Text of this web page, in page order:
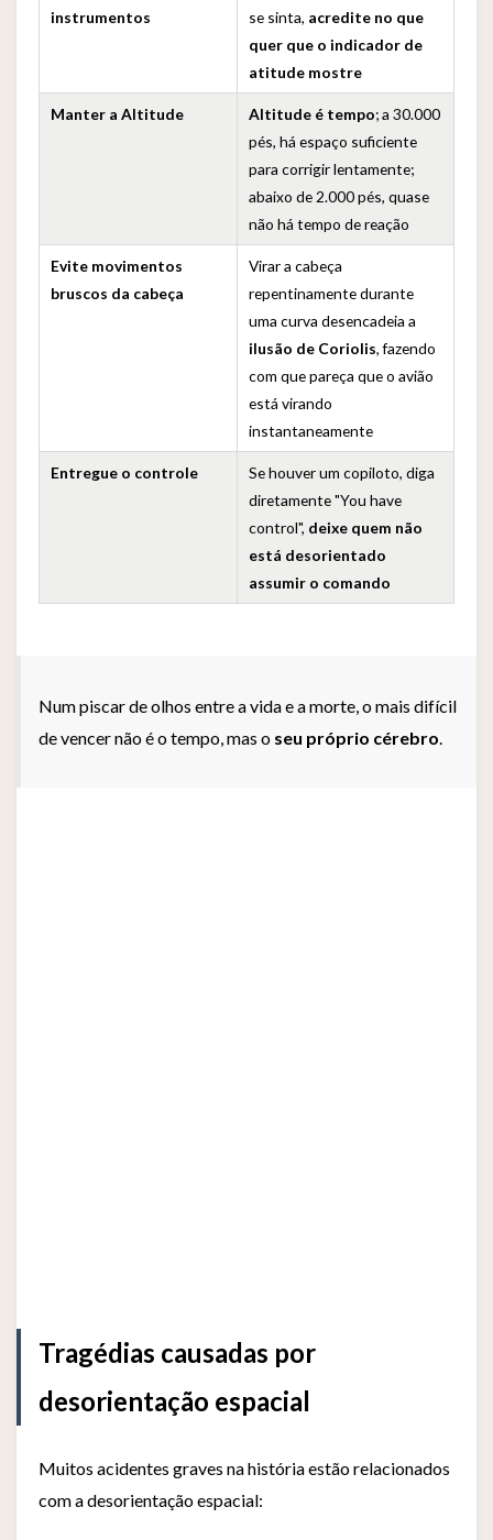
instrumentos se sinta, acredite no que
quer que o indicador de
atitude mostre
Manter a Altitude Altitude é tempo; a 30.000
pés, há espaço suficiente
para corrigir lentamente;
abaixo de 2.000 pés, quase
não há tempo de reação
Evite movimentos
bruscos da cabeça
Virar a cabeça
repentinamente durante
uma curva desencadeia a
ilusão de Coriolis, fazendo
com que pareça que o avião
está virando
instantaneamente
Entregue o controle
Se houver um copiloto, diga
diretamente "You have
control", deixe quem não
está desorientado
assumir o comando
Num piscar de olhos entre a vida e a morte, o mais difícil
de vencer não é o tempo, mas o seu próprio cérebro
Tragédias causadas por
desorientação espacial
Muitos acidentes graves na história estão relacionados
com a desorientação espacial: